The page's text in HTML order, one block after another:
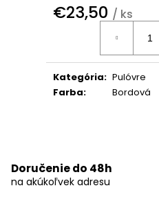
€23,50 / ks
Jednotková
Kategória: Pulóvre
Farba: Bordová
Doručenie do 48h
na akúkoľvek adresu
KOŠEĽA K068-A01